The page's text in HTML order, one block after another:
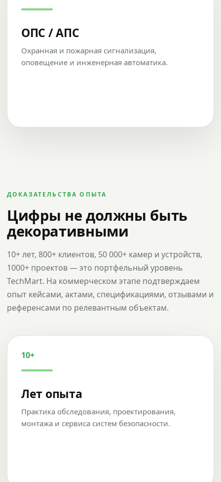
ОПС / АПС
Охранная и пожарная сигнализация,
оповещение и инженерная автоматика.
ДОКАЗАТЕЛЬСТВА ОПЫТА
Цифры не должны быть
декоративными
10+ лет, 800+ клиентов, 50 000+ камер и устройств,
1000+ проектов — это портфельный уровень
TechMart. На коммерческом этапе подтверждаем
опыт кейсами, актами, спецификациями, отзывами и
референсами по релевантным объектам.
10+
Лет опыта
Практика обследования, проектирования,
монтажа и сервиса систем безопасности.